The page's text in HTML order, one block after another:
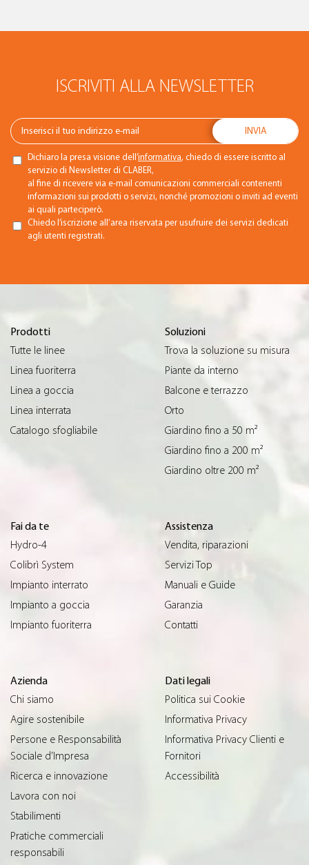
ISCRIVITI ALLA NEWSLETTER
Dichiaro la presa visione dell’informativa, chiedo di essere iscritto al
servizio di Newsletter di CLABER,
al fine di ricevere via e-mail comunicazioni commerciali contenenti
informazioni sui prodotti o servizi, nonché promozioni o inviti ad eventi
ai quali parteciperò.
Chiedo l’iscrizione all’area riservata per usufruire dei servizi dedicati
agli utenti registrati.
Prodotti
Tutte le linee
Linea fuoriterra
Linea a goccia
Linea interrata
Catalogo sfogliabile
Soluzioni
Trova la soluzione su misura
Piante da interno
Balcone e terrazzo
Orto
Giardino fino a 50 m²
Giardino fino a 200 m²
Giardino oltre 200 m²
Fai da te
Hydro-4
Colibrì System
Impianto interrato
Impianto a goccia
Impianto fuoriterra
Assistenza
Vendita, riparazioni
Servizi Top
Manuali e Guide
Garanzia
Contatti
Azienda
Chi siamo
Agire sostenibile
Persone e Responsabilità
Sociale d’Impresa
Ricerca e innovazione
Lavora con noi
Stabilimenti
Pratiche commerciali
responsabili
Dati legali
Politica sui Cookie
Informativa Privacy
Informativa Privacy Clienti e
Fornitori
Accessibilità